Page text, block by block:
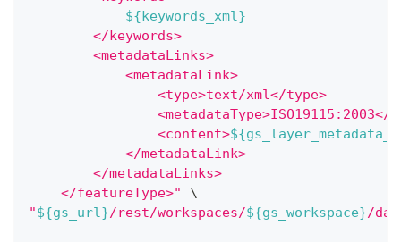
${keywords_xml}
        </keywords>
        <metadataLinks>
            <metadataLink>
                <type>text/xml</type>
<metadataType>ISO19115:2003</
                <content>
            </metadataLink>
        </metadataLinks>
    </featureType>"
\
"${gs_url}/rest/workspaces/${gs_workspace}/